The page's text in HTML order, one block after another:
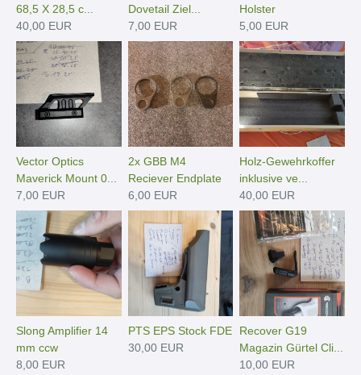
68,5 X 28,5 c...
40,00 EUR
Dovetail Ziel...
7,00 EUR
Holster
5,00 EUR
Vector Optics
Maverick Mount 0...
7,00 EUR
2x GBB M4
Reciever Endplate
6,00 EUR
Holz-Gewehrkoffer
inklusive ve...
40,00 EUR
Slong Amplifier 14
mm ccw
8,00 EUR
PTS EPS Stock FDE
30,00 EUR
Recover G19
Magazin Gürtel Cli...
10,00 EUR